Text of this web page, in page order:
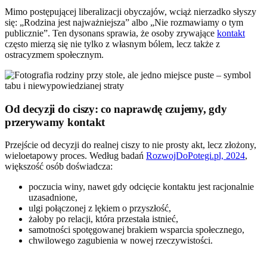
Mimo postępującej liberalizacji obyczajów, wciąż nierzadko słyszy
się: „Rodzina jest najważniejsza” albo „Nie rozmawiamy o tym
publicznie”. Ten dysonans sprawia, że osoby zrywające kontakt
często mierzą się nie tylko z własnym bólem, lecz także z
ostracyzmem społecznym.
Od decyzji do ciszy: co naprawdę czujemy, gdy
przerywamy kontakt
Przejście od decyzji do realnej ciszy to nie prosty akt, lecz złożony,
wieloetapowy proces. Według badań RozwojDoPotegi.pl, 2024,
większość osób doświadcza:
poczucia winy, nawet gdy odcięcie kontaktu jest racjonalnie
uzasadnione,
ulgi połączonej z lękiem o przyszłość,
żałoby po relacji, która przestała istnieć,
samotności spotęgowanej brakiem wsparcia społecznego,
chwilowego zagubienia w nowej rzeczywistości.